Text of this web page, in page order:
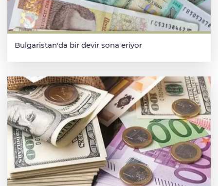
Bulgaristan'da bir devir sona eriyor